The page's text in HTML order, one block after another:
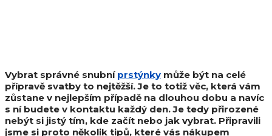
Vybrat správné snubní prstýnky může být na celé
přípravě svatby to nejtěžší. Je to totiž věc, která vám
zůstane v nejlepším případě na dlouhou dobu a navíc
s ní budete v kontaktu každý den. Je tedy přirozené
nebýt si jistý tím, kde začít nebo jak vybrat. Připravili
jsme si proto několik tipů, které vás nákupem